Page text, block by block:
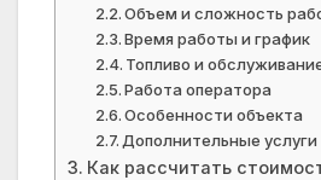
Объем и сложность
Время работы и график
Топливо и
Работа оператора
Особенности объекта
Дополнительные услуги
Как рассчитать